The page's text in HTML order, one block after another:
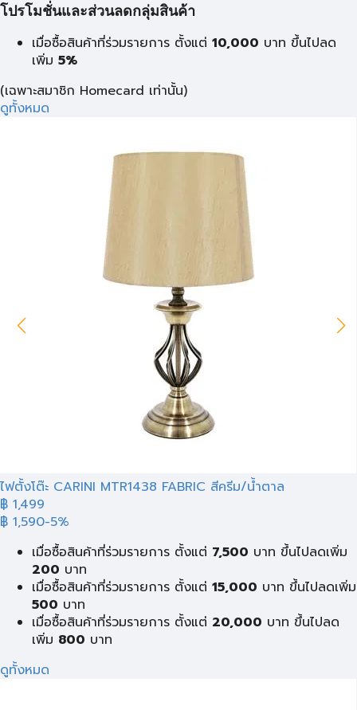
โปรโมชั่นและส่วนลดกลุ่มสินค้า
เมื่อซื้อสินค้าที่ร่วมรายการ ตั้งแต่ 10,000 บาท ขึ้นไปลด
เพิ่ม 5%
(เฉพาะสมาชิก Homecard เท่านั้น)
ดูทั้งหมด
ไฟตั้งโต๊ะ CARINI MTR1438 FABRIC สีครีม/น้ำตาล
฿ 1,499
฿ 1,590-5%
เมื่อซื้อสินค้าที่ร่วมรายการ ตั้งแต่ 7,500 บาท ขึ้นไปลดเพิ่ม
200 บาท
เมื่อซื้อสินค้าที่ร่วมรายการ ตั้งแต่ 15,000 บาท ขึ้นไปลดเพิ่ม
500 บาท
เมื่อซื้อสินค้าที่ร่วมรายการ ตั้งแต่ 20,000 บาท ขึ้นไปลด
เพิ่ม 800 บาท
ดูทั้งหมด